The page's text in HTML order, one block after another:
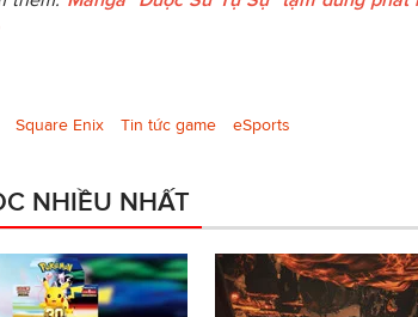
Square Enix Tin tức game eSports
NHIỀU NHẤT